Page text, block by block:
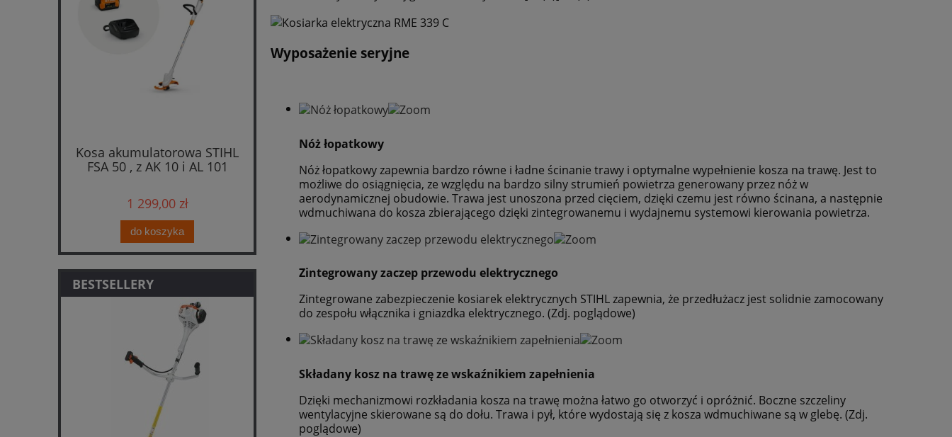
Kosa akumulatorowa STIHL
FSA 50 , z AK 10 i AL 101
1 299,00 zł
do koszyka
BESTSELLERY
Wyposażenie seryjne
Nóż łopatkowy
Nóż łopatkowy zapewnia bardzo równe i ładne ścinanie trawy i optymalne wypełnienie kosza na trawę. Jest to
możliwe do osiągnięcia, ze względu na bardzo silny strumień powietrza generowany przez nóż w
aerodynamicznej obudowie. Trawa jest unoszona przed cięciem, dzięki czemu jest równo ścinana, a następnie
wdmuchiwana do kosza zbierającego dzięki zintegrowanemu i wydajnemu systemowi kierowania powietrza.
Zintegrowany zaczep przewodu elektrycznego
Zintegrowane zabezpieczenie kosiarek elektrycznych STIHL zapewnia, że przedłużacz jest solidnie zamocowany
do zespołu włącznika i gniazdka elektrycznego. (Zdj. poglądowe)
Składany kosz na trawę ze wskaźnikiem zapełnienia
Dzięki mechanizmowi rozkładania kosza na trawę można łatwo go otworzyć i opróżnić. Boczne szczeliny
wentylacyjne skierowane są do dołu. Trawa i pył, które wydostają się z kosza wdmuchiwane są w glebę. (Zdj.
poglądowe)